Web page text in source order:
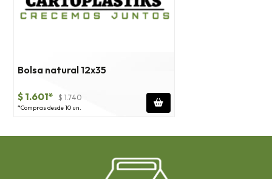
Bolsa natural 12x35
$ 1.601* $ 1.740
*Compras desde 10 un.